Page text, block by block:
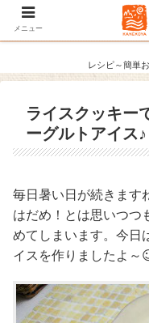
レシピ～簡単
ライスクッキー
ーグルトアイス♪
毎日暑い日が続きます
はだめ！とは思いつつ
めてしまいます。今日
イスを作りましたよ～
メニュー